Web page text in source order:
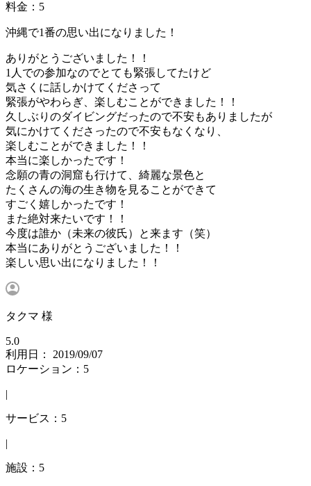
料金：5
沖縄で1番の思い出になりました！
ありがとうございました！！
1人での参加なのでとても緊張してたけど
気さくに話しかけてくださって
緊張がやわらぎ、楽しむことができました！！
久しぶりのダイビングだったので不安もありましたが
気にかけてくださったので不安もなくなり、
楽しむことができました！！
本当に楽しかったです！
念願の青の洞窟も行けて、綺麗な景色と
たくさんの海の生き物を見ることができて
すごく嬉しかったです！
また絶対来たいです！！
今度は誰か（未来の彼氏）と来ます（笑）
本当にありがとうございました！！
楽しい思い出になりました！！
タクマ 様
5.0
利用日： 2019/09/07
ロケーション：5
|
サービス：5
|
施設：5